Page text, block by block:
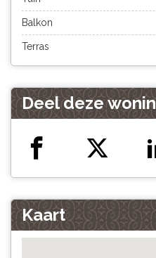
Balkon
Terras
Deel deze
Kaart